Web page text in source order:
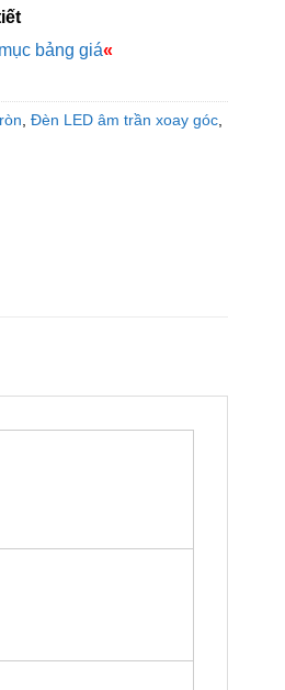
bảng giá«
, Đèn LED âm trần xoay góc,